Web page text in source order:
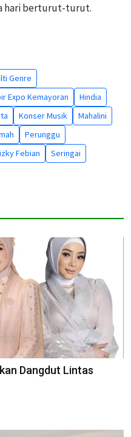
hari berturut-turut.
Genre
Expo Kemayoran
Hindia
Konser Musik
Mahalini
Perunggu
Febian
Seringai
Dangdut Lintas